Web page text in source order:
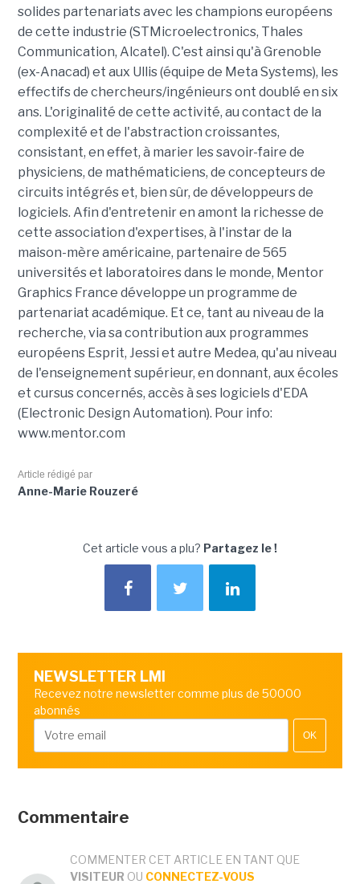
solides partenariats avec les champions européens
de cette industrie (STMicroelectronics, Thales
Communication, Alcatel). C'est ainsi qu'à Grenoble
(ex-Anacad) et aux Ullis (équipe de Meta Systems), les
effectifs de chercheurs/ingénieurs ont doublé en six
ans. L'originalité de cette activité, au contact de la
complexité et de l'abstraction croissantes,
consistant, en effet, à marier les savoir-faire de
physiciens, de mathématiciens, de concepteurs de
circuits intégrés et, bien sûr, de développeurs de
logiciels. Afin d'entretenir en amont la richesse de
cette association d'expertises, à l'instar de la
maison-mère américaine, partenaire de 565
universités et laboratoires dans le monde, Mentor
Graphics France développe un programme de
partenariat académique. Et ce, tant au niveau de la
recherche, via sa contribution aux programmes
européens Esprit, Jessi et autre Medea, qu'au niveau
de l'enseignement supérieur, en donnant, aux écoles
et cursus concernés, accès à ses logiciels d'EDA
(Electronic Design Automation). Pour info:
www.mentor.com
Article rédigé par
Anne-Marie Rouzeré
Cet article vous a plu? Partagez le !
NEWSLETTER LMI
Recevez notre newsletter comme plus de 50000
abonnés
OK
Commentaire
COMMENTER CET ARTICLE EN TANT QUE
VISITEUR OU CONNECTEZ-VOUS